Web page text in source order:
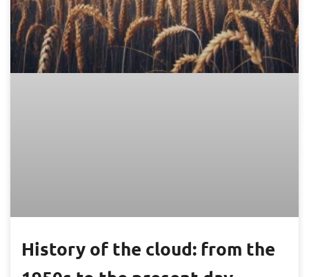
History of the cloud: from the